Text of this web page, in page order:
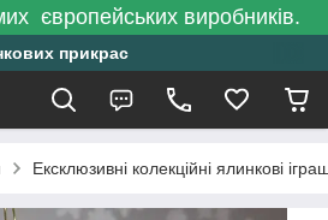
європейських виробників.
прикрас
Ексклюзивні колекційні ялинкові